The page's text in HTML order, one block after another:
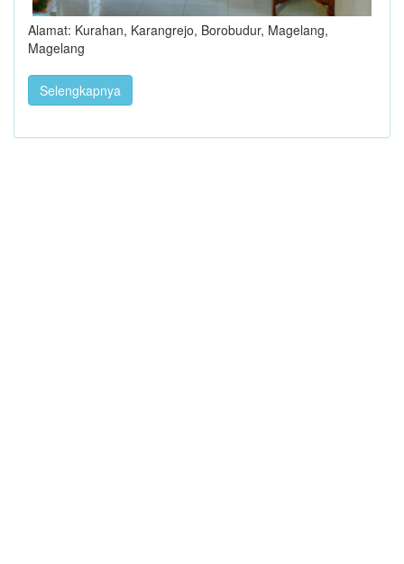
Alamat: Kurahan, Karangrejo, Borobudur, Magelang,
Magelang
Selengkapnya